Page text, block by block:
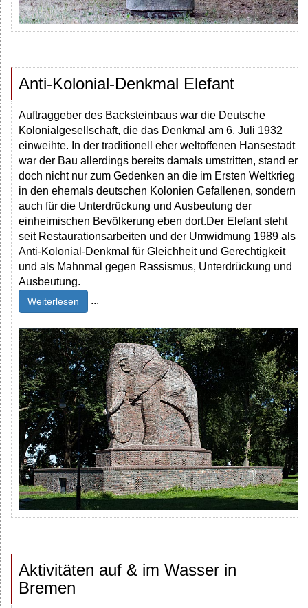
Anti-Kolonial-Denkmal Elefant
Auftraggeber des Backsteinbaus war die Deutsche
Kolonialgesellschaft, die das Denkmal am 6. Juli 1932
einweihte. In der traditionell eher weltoffenen Hansestadt
war der Bau allerdings bereits damals umstritten, stand er
doch nicht nur zum Gedenken an die im Ersten Weltkrieg
in den ehemals deutschen Kolonien Gefallenen, sondern
auch für die Unterdrückung und Ausbeutung der
einheimischen Bevölkerung eben dort.Der Elefant steht
seit Restaurationsarbeiten und der Umwidmung 1989 als
Anti-Kolonial-Denkmal für Gleichheit und Gerechtigkeit
und als Mahnmal gegen Rassismus, Unterdrückung und
Ausbeutung.
Weiterlesen ...
Aktivitäten auf & im Wasser in
Bremen